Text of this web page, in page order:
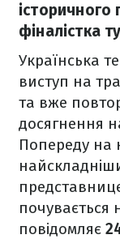
історичного
фіналістка
Українська
виступ на
та вже
досягнення
Попереду на
почувається
повідомляє